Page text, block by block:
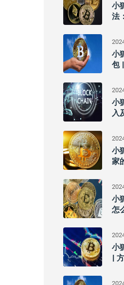
小
法
小
包
小
入
小
家
小
怎
小
|